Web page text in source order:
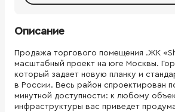
Описание
Продажа торгового помещения .ЖК
масштабный проект на юге Москвы.
который задает новую планку и
в России. Весь район спроектирован
минутной доступности: к любому
инфраструктуры вас приведет